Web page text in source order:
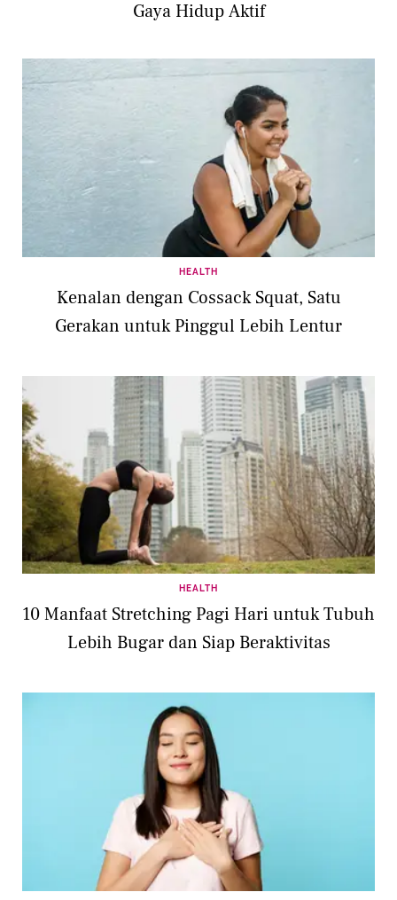
Gaya Hidup Aktif
HEALTH
Kenalan dengan Cossack Squat, Satu
Gerakan untuk Pinggul Lebih Lentur
HEALTH
10 Manfaat Stretching Pagi Hari untuk Tubuh
Lebih Bugar dan Siap Beraktivitas